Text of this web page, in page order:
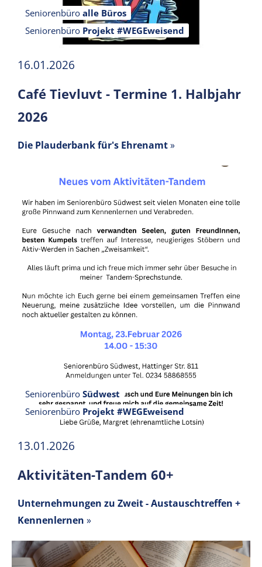
Seniorenbüro alle Büros
Seniorenbüro Projekt #WEGEweisend
16.01.2026
Café Tievluvt - Termine 1. Halbjahr
2026
Die Plauderbank für's Ehrenamt»
Seniorenbüro Südwest
Seniorenbüro Projekt #WEGEweisend
13.01.2026
Aktivitäten-Tandem 60+
Unternehmungen zu Zweit - Austauschtreffen +
Kennenlernen »